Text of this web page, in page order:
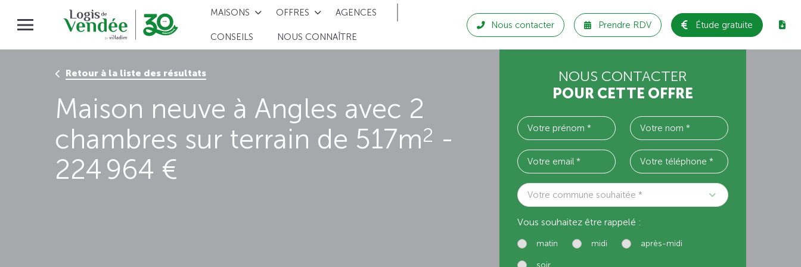
MAISONS OFFRES AGENCES
CONSEILS NOUS CONNAÎTRE
Nous contacter Prendre RDV Étude gratuite
Retour à la liste des résultats
Maison neuve à Angles avec 2
chambres sur terrain de 517m2 -
224 964 €
NOUS CONTACTER
POUR CETTE OFFRE
Votre commune souhaitée *
Vous souhaitez être rappelé :
matin midi après-midi